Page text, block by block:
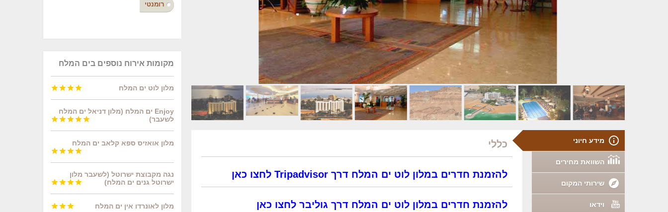
מידע חיוני
השוואת מחירים
שירותי המקום
וידאו
כללי
להזמנת חדרים במלון לוט ים המלח דרך Tripadvisor לחצו כאן
להזמנת חדרים במלון לוט ים המלח דרך גוליבר לחצו כאן
רומנטי
מקומות אירוח נוספים בים המלח
מלון לוט ים המלח 



Enjoy ים המלח (מלון דניאל ים המלח
לשעבר)





מלון אואזיס ספא קלאב ים המלח




נגה מקבוצת ישרוטל (לשעבר מלון
ישרוטל גנים ים המלח)




מלון לאונרדו אין ים המלח 

